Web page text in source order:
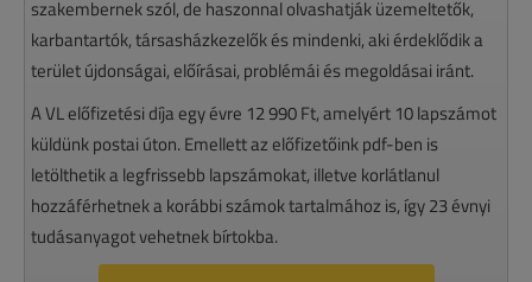
szakembernek szól, de haszonnal olvashatják üzemeltetők,
karbantartók, társasházkezelők és mindenki, aki érdeklődik a
terület újdonságai, előírásai, problémái és megoldásai iránt.
A VL előfizetési díja egy évre 12 990 Ft, amelyért 10 lapszámot
küldünk postai úton. Emellett az előfizetőink pdf-ben is
letölthetik a legfrissebb lapszámokat, illetve korlátlanul
hozzáférhetnek a korábbi számok tartalmához is, így 23 évnyi
tudásanyagot vehetnek bírtokba.